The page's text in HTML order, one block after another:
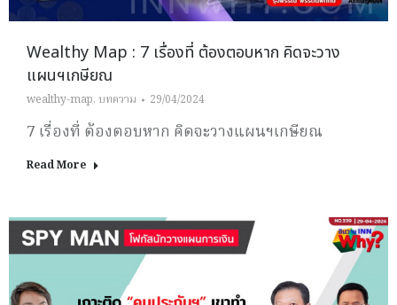
Wealthy Map : 7 เรื่องที่ ต้องตอบหาก คิดจะวาง
แผนฯเกษียณ
wealthy-map, บทความ 29/04/2024
7 เรื่องที่ ต้องตอบหาก คิดจะวางแผนฯเกษียณ
Read More